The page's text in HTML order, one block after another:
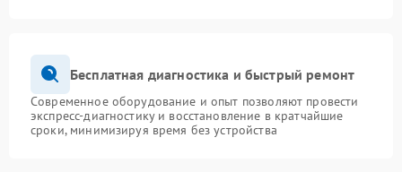
Бесплатная диагностика и быстрый ремонт
Современное оборудование и опыт позволяют провести
экспресс-диагностику и восстановление в кратчайшие
сроки, минимизируя время без устройства